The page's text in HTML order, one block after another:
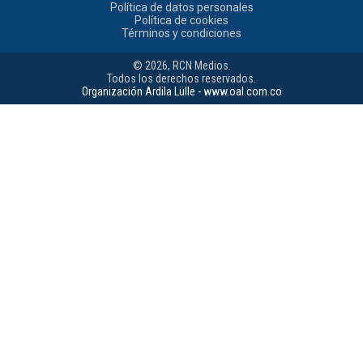
Política de datos personales
Política de cookies
Términos y condiciones
© 2026, RCN Medios.
Todos los derechos reservados.
Organización Ardila Lülle - www.oal.com.co